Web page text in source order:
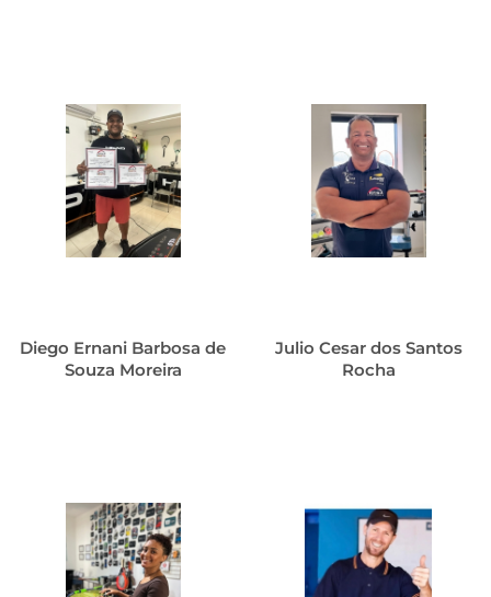
Diego Ernani Barbosa de
Souza Moreira
Julio Cesar dos Santos
Rocha